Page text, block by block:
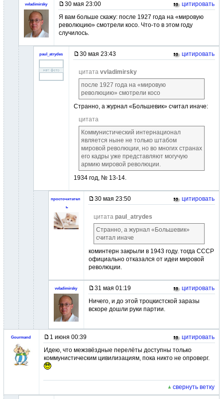
vvladimirsky 30 мая 23:00
цитировать
Я вам больше скажу: после 1927 года на «мировую
революцию» смотрели косо. Что-то в этом году
случилось.
paul_atrydes 30 мая 23:43 цитировать
цитата vvladimirsky
после 1927 года на «мировую
революцию» смотрели косо
Странно, а журнал «Большевик» считал иначе:
цитата
Коммунистический интернационал
является ныне не только штабом
мировой революции, но во многих странах
его кадры уже представляют могучую
армию мировой революции.
1934 год, № 13-14.
просточитател
ь
30 мая 23:50 цитировать
цитата paul_atrydes
Странно, а журнал «Большевик»
считал иначе
коминтерн закрыли в 1943 году. тогда СССР
официально отказался от идеи мировой
революции.
vvladimirsky 31 мая 01:19
цитировать
Ничего, и до этой троцкистской заразы
вскоре дошли руки партии.
Gourmand 1 июня 00:39
цитировать
Идею, что межзвёздные перелёты доступны только
коммунистическим цивилизациям, пока никто не опроверг.
свернуть ветку